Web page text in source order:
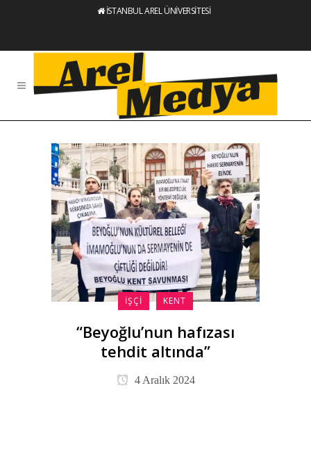
İSTANBUL AREL ÜNİVERSİTESİ
İŞÇI KENT
“Beyoğlu’nun hafızası
tehdit altında”
4 Aralık 2024